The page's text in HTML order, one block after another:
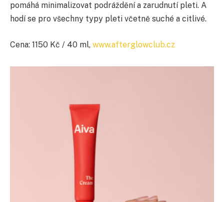
pomáhá minimalizovat podráždění a zarudnutí pleti. A
hodí se pro všechny typy pleti včetně suché a citlivé.
Cena: 1150 Kč / 40 ml, www.afterglowclub.cz